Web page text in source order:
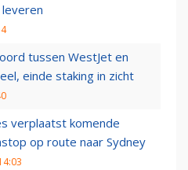
tussen WestJet en
einde staking in zicht
verplaatst komende
op route naar Sydney